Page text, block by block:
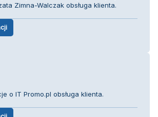
Zimna-Walczak obsługa klienta.
o IT Promo.pl obsługa klienta.